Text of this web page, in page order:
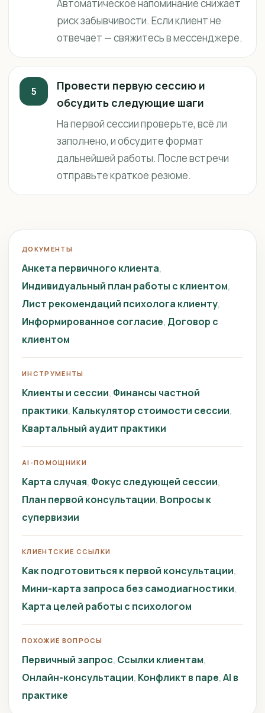
Автоматическое напоминание снижает
риск забывчивости. Если клиент не
отвечает — свяжитесь в мессенджере.
5
Провести первую сессию и
обсудить следующие шаги
На первой сессии проверьте, всё ли
заполнено, и обсудите формат
дальнейшей работы. После встречи
отправьте краткое резюме.
ДОКУМЕНТЫ
Анкета первичного клиента
Индивидуальный план работы с клиентом
Лист рекомендаций психолога клиенту
Информированное согласие Договор с
клиентом
ИНСТРУМЕНТЫ
Клиенты и сессии Финансы частной
практики Калькулятор стоимости сессии
Квартальный аудит практики
AI-ПОМОЩНИКИ
Карта случая Фокус следующей сессии
План первой консультации Вопросы к
супервизии
КЛИЕНТСКИЕ ССЫЛКИ
Как подготовиться к первой консультации
Мини-карта запроса без самодиагностики
Карта целей работы с психологом
ПОХОЖИЕ ВОПРОСЫ
Первичный запрос Ссылки клиентам
Онлайн-консультации Конфликт в паре AI в
практике